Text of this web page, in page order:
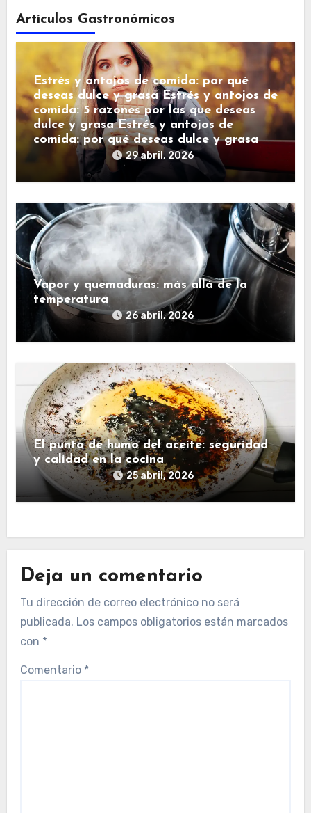
Artículos Gastronómicos
Estrés y antojos de comida: por qué
deseas dulce y grasa Estrés y antojos de
comida: 5 razones por las que deseas
dulce y grasa Estrés y antojos de
comida: por qué deseas dulce y grasa
29 abril, 2026
Vapor y quemaduras: más allá de la
temperatura
26 abril, 2026
El punto de humo del aceite: seguridad
y calidad en la cocina
25 abril, 2026
Deja un comentario
Tu dirección de correo electrónico no será
publicada. Los campos obligatorios están marcados
con *
Comentario *